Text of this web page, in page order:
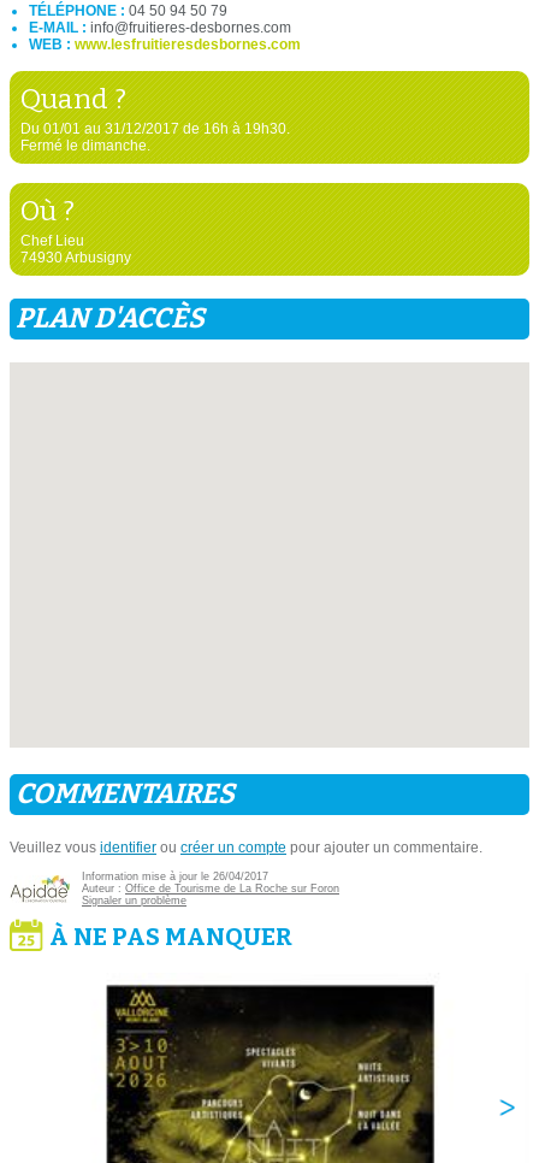
TÉLÉPHONE : 04 50 94 50 79
E-MAIL : info@fruitieres-desbornes.com
WEB : www.lesfruitieresdesbornes.com
Quand ?
Du 01/01 au 31/12/2017 de 16h à 19h30.
Fermé le dimanche.
Où ?
Chef Lieu
74930 Arbusigny
PLAN D'ACCÈS
COMMENTAIRES
Veuillez vous identifier ou créer un compte pour ajouter un commentaire.
Information mise à jour le 26/04/2017
Auteur : Office de Tourisme de La Roche sur Foron
Signaler un problème
À NE PAS MANQUER